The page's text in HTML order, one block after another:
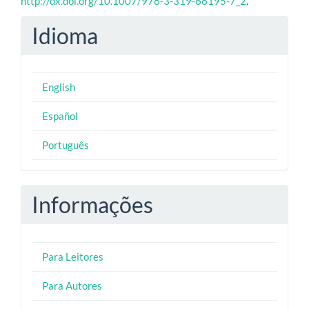
Idioma
English
Español
Português
Informações
Para Leitores
Para Autores